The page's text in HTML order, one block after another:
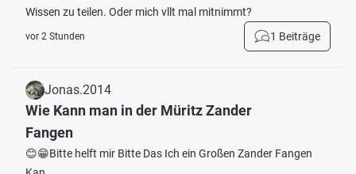
Wissen zu teilen. Oder mich vllt mal mitnimmt?
vor 2 Stunden 1 Beiträge
Jonas.2014
Wie Kann man in der Müritz Zander
Fangen
😊😁Bitte helft mir Bitte Das Ich ein Großen Zander Fangen